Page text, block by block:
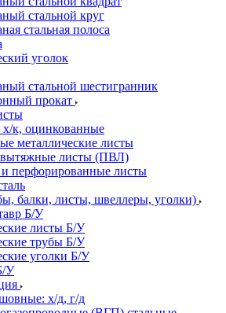
стальной круг
стальная полоса
уголок
стальной шестигранник
прокат
к, оцинкованные
металлические листы
листы (ПВЛ)
перфорированные листы
балки, листы, швеллеры, уголки)
Б/У
листы Б/У
трубы Б/У
уголки Б/У
У
х/д, г/д